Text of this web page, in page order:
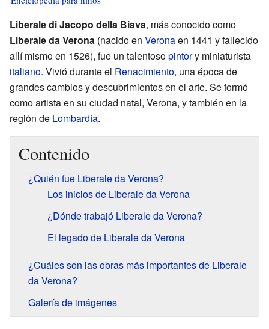
Liberale di Jacopo della Biava, más conocido como
Liberale da Verona (nacido en Veronaen 1441 y fallecido
allí mismo en 1526), fue un talentosopintory miniaturista
italiano. Vivió durante el Renacimiento, una época de
grandes cambios y descubrimientos en el arte. Se formó
como artista en su ciudad natal, Verona, y también en la
región de Lombardía.
Contenido
¿Quién fue Liberale da Verona?
Los inicios de Liberale da Verona
¿Dónde trabajó Liberale da Verona?
El legado de Liberale da Verona
¿Cuáles son las obras más importantes de Liberale
da Verona?
Galería de imágenes